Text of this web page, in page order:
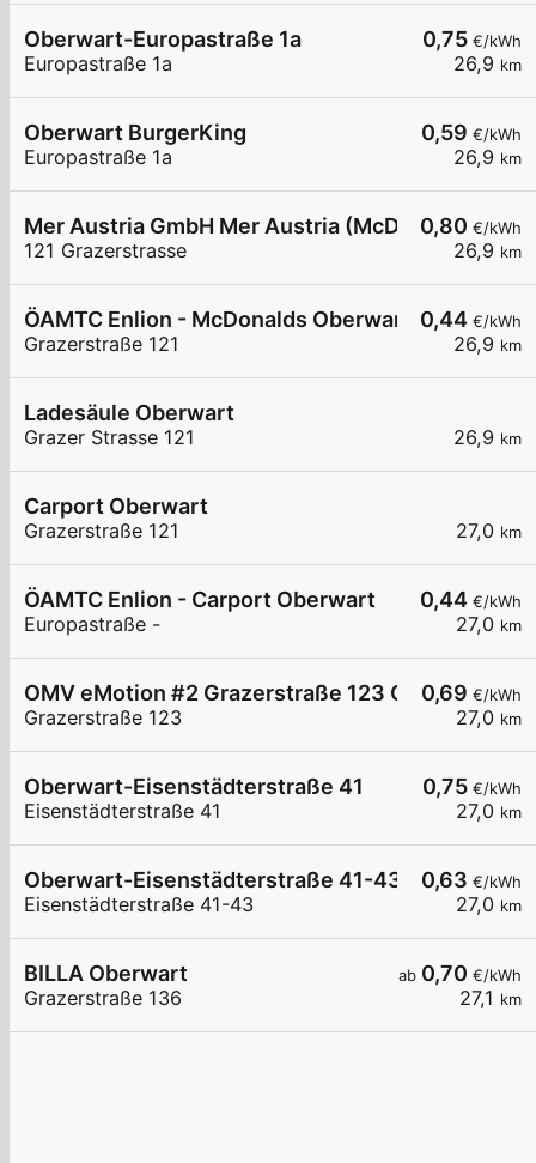
0,75 €/kWh
26,9 km
Oberwart-Europastraße 1a
Europastraße 1a
0,59 €/kWh
26,9 km
Oberwart BurgerKing
Europastraße 1a
0,80 €/kWh
26,9 km
Mer Austria GmbH Mer Austria (McD) - Oberwart
121 Grazerstrasse
0,44 €/kWh
26,9 km
ÖAMTC Enlion - McDonalds Oberwart
Grazerstraße 121
26,9 km
Ladesäule Oberwart
Grazer Strasse 121
27,0 km
Carport Oberwart
Grazerstraße 121
0,44 €/kWh
27,0 km
ÖAMTC Enlion - Carport Oberwart
Europastraße -
0,69 €/kWh
27,0 km
OMV eMotion #2 Grazerstraße 123 Oberwart
Grazerstraße 123
0,75 €/kWh
27,0 km
Oberwart-Eisenstädterstraße 41
Eisenstädterstraße 41
0,63 €/kWh
27,0 km
Oberwart-Eisenstädterstraße 41-43
Eisenstädterstraße 41-43
ab 0,70 €/kWh
27,1 km
BILLA Oberwart
Grazerstraße 136